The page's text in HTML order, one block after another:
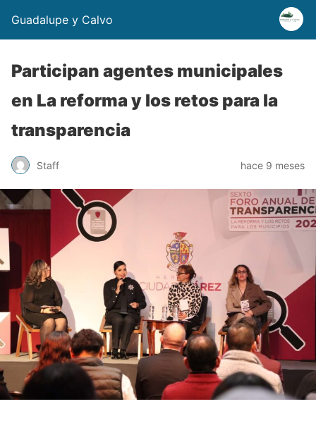
Guadalupe y Calvo
Participan agentes municipales
en La reforma y los retos para la
transparencia
Staff hace 9 meses